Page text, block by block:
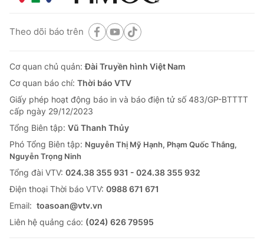
Theo dõi báo trên
Cơ quan chủ quản:Đài Truyền hình Việt Nam
Cơ quan báo chí: Thời báo VTV
Giấy phép hoạt động báo in và báo điện tử số 483/GP-BTTTT
cấp ngày 29/12/2023
Tổng Biên tập: Vũ Thanh Thủy
Phó Tổng Biên tập: Nguyễn Thị Mỹ Hạnh, Phạm Quốc Thắng,
Nguyễn Trọng Ninh
Tổng đài VTV: 024.38 355 931 - 024.38 355 932
Ðiện thoại Thời báo VTV: 0988 671 671
Email: toasoan@vtv.vn
Liên hệ quảng cáo: (024) 626 79595